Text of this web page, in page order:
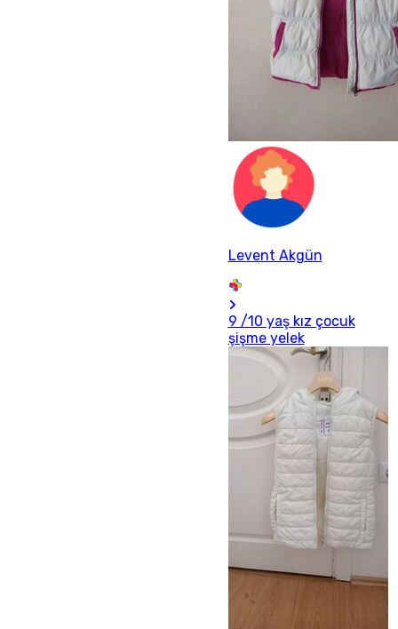
Levent Akgün
9 /10 yaş kız çocuk
şişme yelek